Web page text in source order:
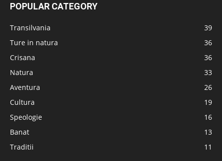
POPULAR CATEGORY
Transilvania
39
Ture in natura
36
Crisana
36
Natura
33
Aventura
26
Cultura
19
Speologie
16
Banat
13
Traditii
11